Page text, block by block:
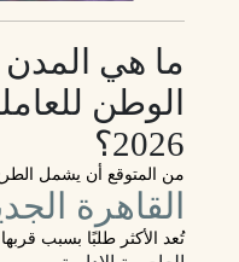
ما هي
الوطن
2026؟
من المتوقع أن يشمل
القاهرة
تُعد الأكثر طلبًا بسبب